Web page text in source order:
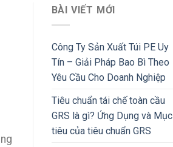
BÀI VIẾT MỚI
Công Ty Sản Xuất Túi PE Uy
Tín – Giải Pháp Bao Bì Theo
Yêu Cầu Cho Doanh Nghiệp
Tiêu chuẩn tái chế toàn cầu
GRS là gì? Ứng Dụng và Mục
tiêu của tiêu chuẩn GRS